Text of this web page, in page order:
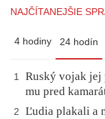
NAJČÍTANEJŠIE
4 hodiny 24 hodín
1
Ruský vojak jej
mu pred
2
Ľudia plakali a